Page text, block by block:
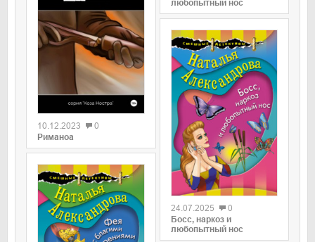
10.12.2023
0
Риманоа
любопытный нос
24.07.2025
0
Босс, наркоз и
любопытный нос